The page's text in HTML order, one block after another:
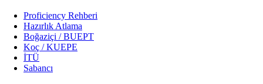
Proficiency Rehberi
Hazırlık Atlama
Boğaziçi / BUEPT
Koç / KUEPE
İTÜ
Sabancı